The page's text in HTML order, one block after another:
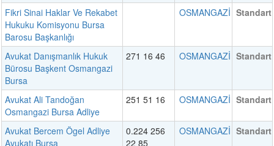
Fikri Sinai Haklar Ve Rekabet
Hukuku Komisyonu Bursa
Barosu Başkanlığı
OSMANGAZİ Standart
Avukat Danışmanlık Hukuk
Bürosu Başkent Osmangazi
Bursa
271 16 46 OSMANGAZİ Standart
Avukat Ali Tandoğan
Osmangazi Bursa Adliye
251 51 16 OSMANGAZİ Standart
Avukat Bercem Ögel Adliye
Avukatı Bursa
0.224 256
22 85
OSMANGAZİ Standart